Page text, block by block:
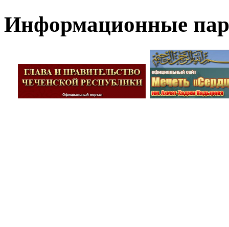
Информационные